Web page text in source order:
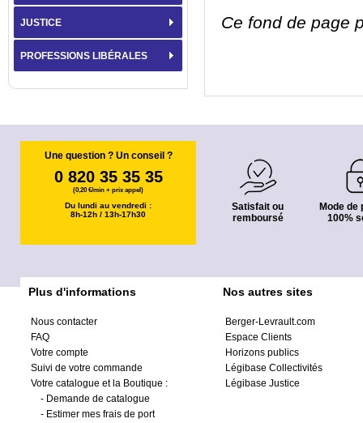
Ce fond de page
JUSTICE
PROFESSIONS LIBÉRALES
Une question ? Un conseil ?
0 820 35 35 35
(0,20 €/min + prix appel)
Du lundi au vendredi :
8h-12h / 13h-17h30
Satisfait ou
remboursé
Mode de
100%
Plus d'informations
Nous contacter
FAQ
Votre compte
Suivi de votre commande
Votre catalogue et la Boutique :
- Demande de catalogue
- Estimer mes frais de port
Nos autres sites
Berger-Levrault.com
Espace Clients
Horizons publics
Légibase Collectivités
Légibase Justice